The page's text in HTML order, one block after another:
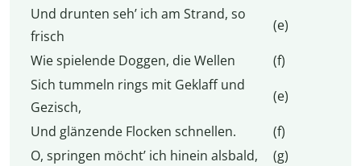
Und drunten seh’ ich am Strand, so
frisch
(e)
Wie spielende Doggen, die Wellen
(f)
Sich tummeln rings mit Geklaff und
Gezisch,
(e)
Und glänzende Flocken schnellen.
(f)
O, springen möcht’ ich hinein alsbald,
(g)